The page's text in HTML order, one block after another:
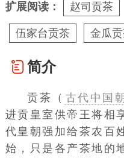
扩展阅读： 赵司贡茶
伍家台贡茶 金瓜
简介
贡茶（ 古代中国
进贡皇室供帝王将相
代皇朝强加给茶农百
始，只是各产茶地的